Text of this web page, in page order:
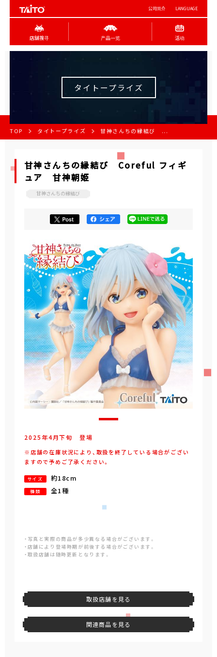
公司简介 LANGUAGE
店舖搜寻 产品一览 活动
タイトープライズ
TOP タイトープライズ 甘神さんちの縁結び ...
甘神さんちの縁結び Coreful フィギ
ュア 甘神朝姫
甘神さんちの縁結び
2025年4月下旬 登場
※店舗の在庫状況により、取扱を終了している場合がござい
ますので予めご了承ください。
サイズ 約18cm
種類 全1種
・写真と実際の商品が多少異なる場合がございます。
・店舗により登場時期が前後する場合がございます。
・取扱店舗は随時更新となります。
取扱店舗を見る
関連商品を見る